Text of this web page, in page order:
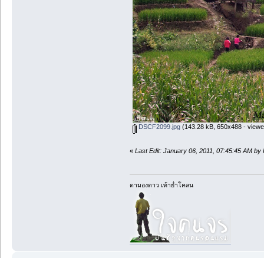
DSCF2099.jpg(143.28 kB, 650x488 -
« Last Edit: January 06, 2011, 07:45:45 AM by
ตามองดาว เท้าย่ำโคลน